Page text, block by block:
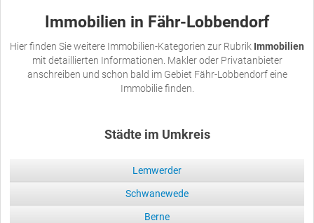
Immobilien in Fähr-Lobbendorf
Hier finden Sie weitere Immobilien-Kategorien zur Rubrik Immobilien
mit detaillierten Informationen. Makler oder Privatanbieter
anschreiben und schon bald im Gebiet Fähr-Lobbendorf eine
Immobilie finden.
Städte im Umkreis
Lemwerder
Schwanewede
Berne